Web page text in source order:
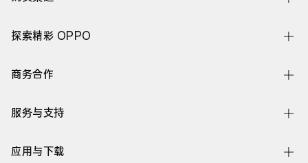
Find X9s Pro
Reno16 系列
OPPO Pad 6
线下体验店
官方授权网店
探索精彩 OPPO
关于 OPPO
欢太
新闻中心
商务合作
企业业务
廉洁举报
服务与支持
联系我们
应用与下载